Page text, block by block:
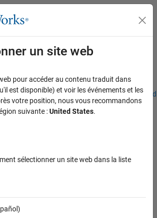
opportunités Adresses de nos bureaux
l'affichage du menu
carrières (EDG)
un site web
pour accéder au contenu traduit dans
est disponible) et voir les événements et les
votre position, nous vous recommandons
suivante :United States.
sélectionner un site web dans la liste